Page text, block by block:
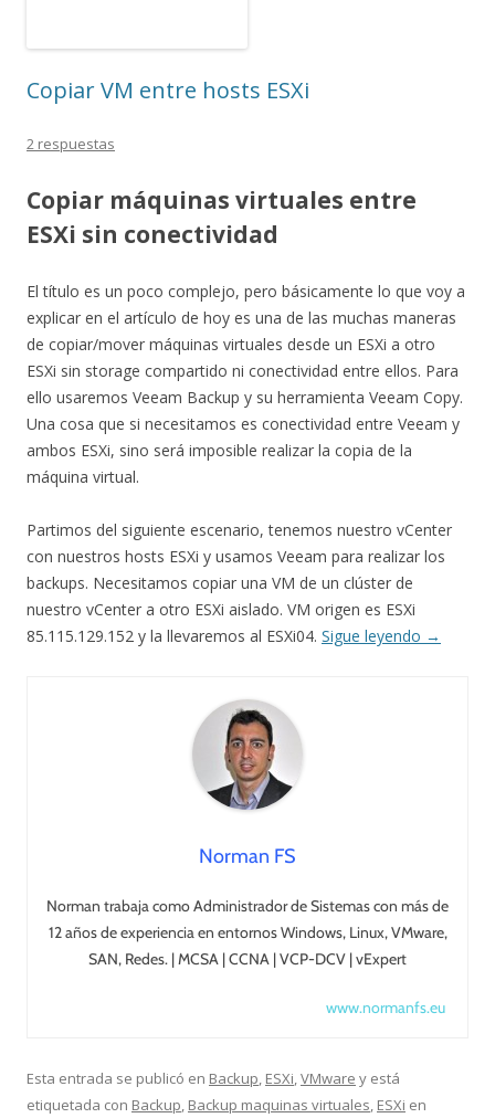
Copiar VM entre hosts ESXi
2 respuestas
Copiar máquinas virtuales entre
ESXi sin conectividad
El título es un poco complejo, pero básicamente lo que voy a
explicar en el artículo de hoy es una de las muchas maneras
de copiar/mover máquinas virtuales desde un ESXi a otro
ESXi sin storage compartido ni conectividad entre ellos. Para
ello usaremos Veeam Backup y su herramienta Veeam Copy.
Una cosa que si necesitamos es conectividad entre Veeam y
ambos ESXi, sino será imposible realizar la copia de la
máquina virtual.
Partimos del siguiente escenario, tenemos nuestro vCenter
con nuestros hosts ESXi y usamos Veeam para realizar los
backups. Necesitamos copiar una VM de un clúster de
nuestro vCenter a otro ESXi aislado. VM origen es ESXi
85.115.129.152 y la llevaremos al ESXi04. Sigue leyendo →
Norman FS
Norman trabaja como Administrador de Sistemas con más de
12 años de experiencia en entornos Windows, Linux, VMware,
SAN, Redes. | MCSA | CCNA | VCP-DCV | vExpert
www.normanfs.eu
Esta entrada se publicó en Backup, ESXi,VMware y está
etiquetada con Backup, Backup maquinas virtuales, ESXi en